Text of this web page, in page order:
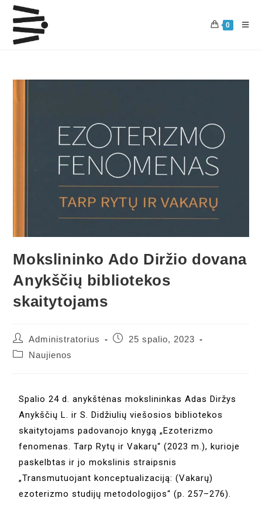
0
Mokslininko Ado Diržio dovana
Anykščių bibliotekos
skaitytojams
Administratorius
25 spalio, 2023
Naujienos
Spalio 24 d. anykštėnas mokslininkas Adas Diržys
Anykščių L. ir S. Didžiulių viešosios bibliotekos
skaitytojams padovanojo knygą „Ezoterizmo
fenomenas. Tarp Rytų ir Vakarų“ (2023 m.), kurioje
paskelbtas ir jo mokslinis straipsnis
„Transmutuojant konceptualizaciją: (Vakarų)
ezoterizmo studijų metodologijos“ (p. 257–276).